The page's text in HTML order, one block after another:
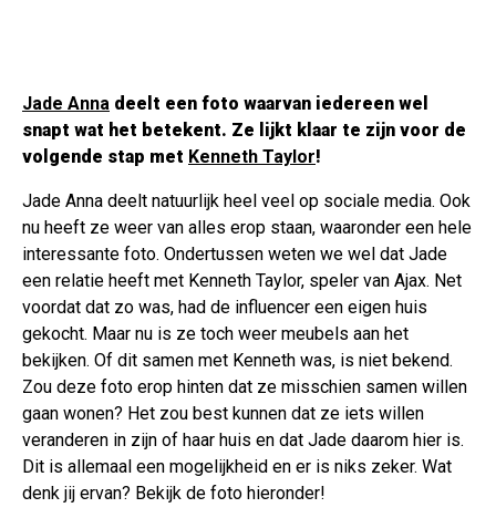
Jade Anna deelt een foto waarvan iedereen wel
snapt wat het betekent. Ze lijkt klaar te zijn voor de
volgende stap met Kenneth Taylor!
Jade Anna deelt natuurlijk heel veel op sociale media. Ook
nu heeft ze weer van alles erop staan, waaronder een hele
interessante foto. Ondertussen weten we wel dat Jade
een relatie heeft met Kenneth Taylor, speler van Ajax. Net
voordat dat zo was, had de influencer een eigen huis
gekocht. Maar nu is ze toch weer meubels aan het
bekijken. Of dit samen met Kenneth was, is niet bekend.
Zou deze foto erop hinten dat ze misschien samen willen
gaan wonen? Het zou best kunnen dat ze iets willen
veranderen in zijn of haar huis en dat Jade daarom hier is.
Dit is allemaal een mogelijkheid en er is niks zeker. Wat
denk jij ervan? Bekijk de foto hieronder!